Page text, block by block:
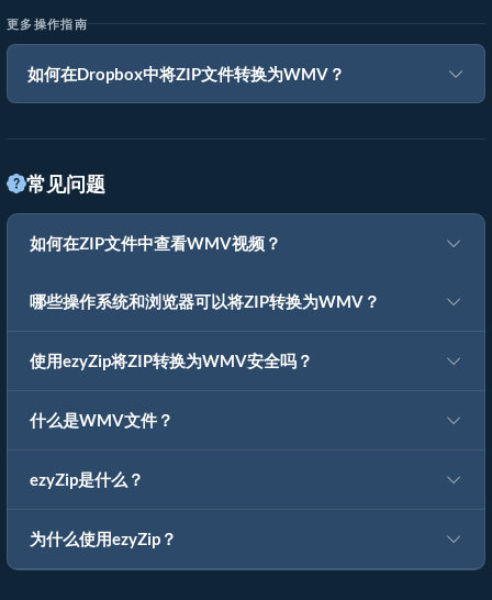
更多操作指南
如何在Dropbox中将ZIP文件转换为WMV？
常见问题
如何在ZIP文件中查看WMV视频？
哪些操作系统和浏览器可以将ZIP转换为WMV？
使用ezyZip将ZIP转换为WMV安全吗？
什么是WMV文件？
ezyZip是什么？
为什么使用ezyZip？